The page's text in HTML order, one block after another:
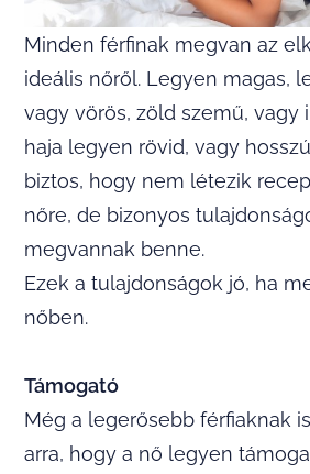
Minden férfinak megvan az
ideális nőről. Legyen magas,
vagy vörös, zöld szemű, vagy
haja legyen rövid, vagy
biztos, hogy nem létezik
nőre, de bizonyos
megvannak benne.
Ezek a tulajdonságok jó, ha
nőben.
Támogató
Még a legerősebb férfiaknak
arra, hogy a nő legyen